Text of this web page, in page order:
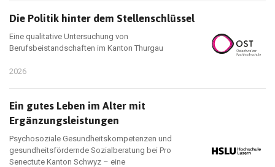
Die Politik hinter dem Stellenschlüssel
Eine qualitative Untersuchung von
Berufsbeistandschaften im Kanton Thurgau
2026
Ein gutes Leben im Alter mit
Ergänzungsleistungen
Psychosoziale Gesundheitskompetenzen und
gesundheitsfördernde Sozialberatung bei Pro
Senectute Kanton Schwyz – eine